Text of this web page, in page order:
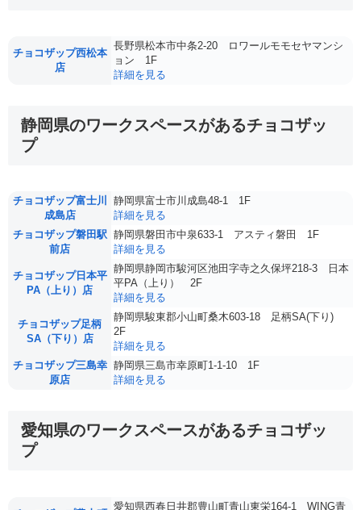
チョコザップ西松本
店
長野県松本市中条2-20 ロワールモモセヤマンシ
ョン 1F
詳細を見る
静岡県のワークスペースがあるチョコザッ
プ
チョコザップ富士川
成島店
静岡県富士市川成島48-1 1F
詳細を見る
チョコザップ磐田駅
前店
静岡県磐田市中泉633-1 アスティ磐田 1F
詳細を見る
チョコザップ日本平
PA（上り）店
静岡県静岡市駿河区池田字寺之久保坪218-3 日本
平PA（上り） 2F
詳細を見る
チョコザップ足柄
SA（下り）店
静岡県駿東郡小山町桑木603-18 足柄SA(下り)
2F
詳細を見る
チョコザップ三島幸
原店
静岡県三島市幸原町1-1-10 1F
詳細を見る
愛知県のワークスペースがあるチョコザッ
プ
愛知県西春日井郡豊山町青山東栄164-1 WING青